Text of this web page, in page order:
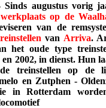
Sinds augustus vorig
op de
van de
van Arriva.
het oude type
2002, in dienst. Hun
treinstellen op de
en Zutphen -
in Rotterdam